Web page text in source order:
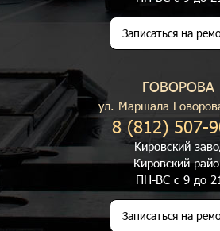
Записаться на
ГОВОРОВА
ул. Маршала
8 (812) 507-
Кировский
Кировский
ПН-ВС с 9 до
Записаться на